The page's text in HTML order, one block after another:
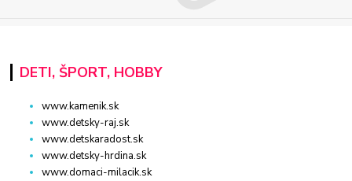
DETI, ŠPORT, HOBBY
www.kamenik.sk
www.detsky-raj.sk
www.detskaradost.sk
www.detsky-hrdina.sk
www.domaci-milacik.sk